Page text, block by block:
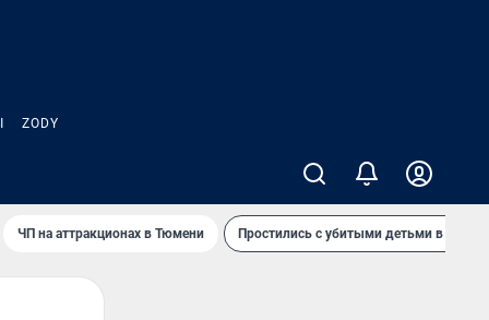
ZODY
ЧП на аттракционах в Тюмени Простились с убитыми детьми в